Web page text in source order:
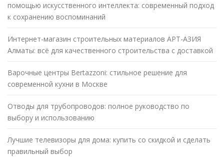
помощью искусственного интеллекта: современный подход
к сохранению воспоминаний
Интернет-магазин строительных материалов АРТ-АЗИЯ
Алматы: всё для качественного строительства с доставкой
Варочные центры Bertazzoni: стильное решение для
современной кухни в Москве
Отводы для трубопроводов: полное руководство по
выбору и использованию
Лучшие телевизоры для дома: купить со скидкой и сделать
правильный выбор